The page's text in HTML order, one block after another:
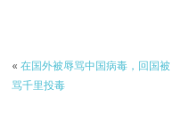
«在国外被辱骂中国病毒，回国被
骂千里投毒